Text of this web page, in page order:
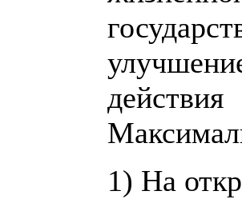
1) На